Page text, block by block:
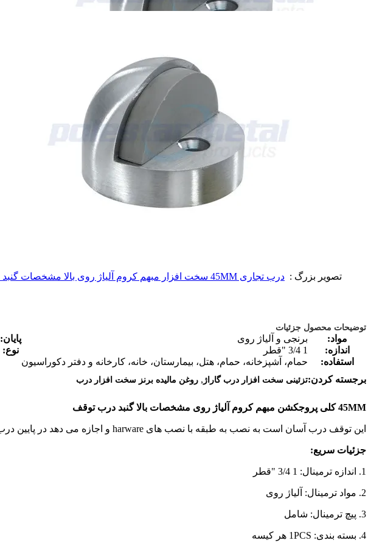
تصویر بزرگ : درب تجاری 45MM سخت افزار مبهم کروم آلیاژ روی بالا مشخصات گنبد درب توقف
توضیحات محصول جزئیات
مواد: برنجی و آلیاژ روی پایان:
اندازه:
1 3/4 "قطر نوع:
استفاده:
حمام، آشپزخانه، حمام، هتل، بیمارستان، خانه، کارخانه و دفتر دکوراسیون
برجسته کردن:تزئینی سخت افزار درب گاراژ , روغن مالیده برنز سخت افزار درب
45MM کلی پروجکشن مبهم کروم آلیاژ روی مشخصات بالا گنبد درب توقف
این توقف درب آسان است به نصب به طبقه با نصب های harware و اجازه می دهد در پایین درب آن تماس
جزئیات سریع:
1. اندازه ترمینال: 1 3/4 "قطر
2. مواد ترمینال: آلیاژ روی
3. پیچ ترمینال: شامل
4. بسته بندی: 1PCS هر کیسه